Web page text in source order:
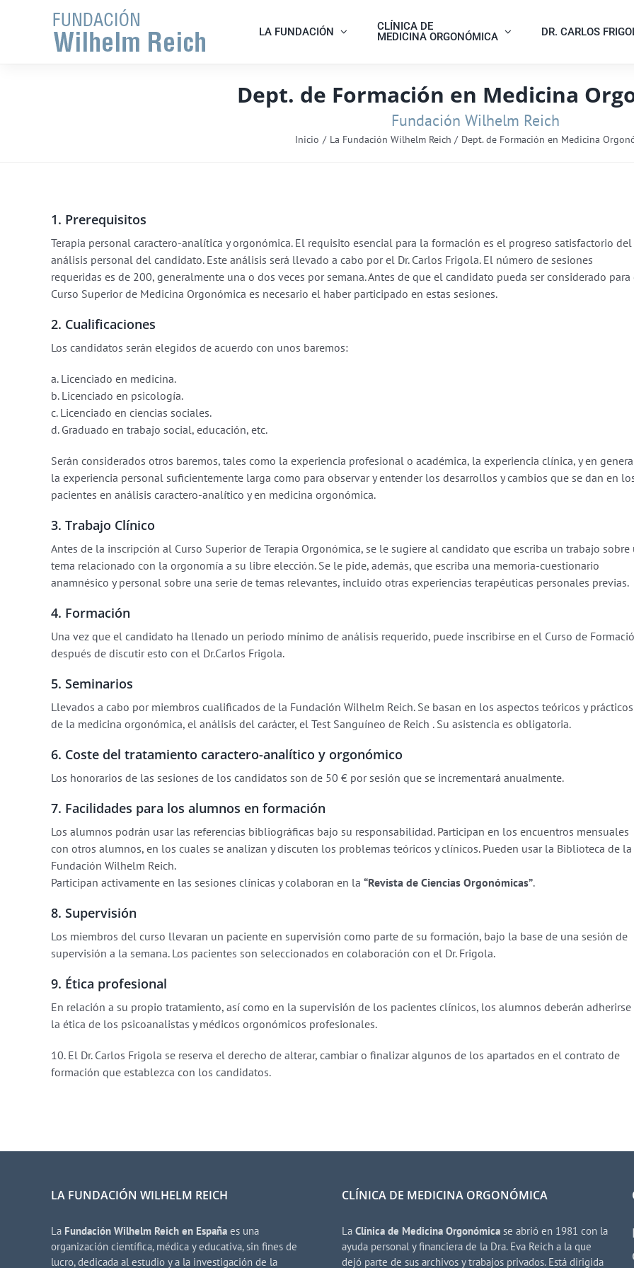
LA FUNDACIÓN
CLÍNICA DE
MEDICINA ORGONÓMICA
DR. CARLOS
Dept. de Formación en Medicina
Fundación Wilhelm Reich
Inicio La Fundación Wilhelm Reich Dept. de Formación en Medicina
1. Prerequisitos
Terapia personal caractero-analítica y orgonómica. El requisito esencial para la formación es el progreso satisfactorio del
análisis personal del candidato. Este análisis será llevado a cabo por el Dr. Carlos Frigola. El número de sesiones
requeridas es de 200, generalmente una o dos veces por semana. Antes de que el candidato pueda ser considerado para
Curso Superior de Medicina Orgonómica es necesario el haber participado en estas sesiones.
2. Cualificaciones
Los candidatos serán elegidos de acuerdo con unos baremos:
a. Licenciado en medicina.
b. Licenciado en psicología.
c. Licenciado en ciencias sociales.
d. Graduado en trabajo social, educación, etc.
Serán considerados otros baremos, tales como la experiencia profesional o académica, la experiencia clínica, y en
la experiencia personal suficientemente larga como para observar y entender los desarrollos y cambios que se dan en
pacientes en análisis caractero-analítico y en medicina orgonómica.
3. Trabajo Clínico
Antes de la inscripción al Curso Superior de Terapia Orgonómica, se le sugiere al candidato que escriba un trabajo sobre
tema relacionado con la orgonomía a su libre elección. Se le pide, además, que escriba una memoria-cuestionario
anamnésico y personal sobre una serie de temas relevantes, incluido otras experiencias terapéuticas personales previas.
4. Formación
Una vez que el candidato ha llenado un periodo mínimo de análisis requerido, puede inscribirse en el Curso de
después de discutir esto con el Dr.Carlos Frigola.
5. Seminarios
Llevados a cabo por miembros cualificados de la Fundación Wilhelm Reich. Se basan en los aspectos teóricos y prácticos
de la medicina orgonómica, el análisis del carácter, el Test Sanguíneo de Reich . Su asistencia es obligatoria.
6. Coste del tratamiento caractero-analítico y orgonómico
Los honorarios de las sesiones de los candidatos son de 50 € por sesión que se incrementará anualmente.
7. Facilidades para los alumnos en formación
Los alumnos podrán usar las referencias bibliográficas bajo su responsabilidad. Participan en los encuentros mensuales
con otros alumnos, en los cuales se analizan y discuten los problemas teóricos y clínicos. Pueden usar la Biblioteca de la
Fundación Wilhelm Reich.
Participan activamente en las sesiones clínicas y colaboran en la “Revista de Ciencias Orgonómicas”.
8. Supervisión
Los miembros del curso llevaran un paciente en supervisión como parte de su formación, bajo la base de una sesión de
supervisión a la semana. Los pacientes son seleccionados en colaboración con el Dr. Frigola.
9. Ética profesional
En relación a su propio tratamiento, así como en la supervisión de los pacientes clínicos, los alumnos deberán adherirse
la ética de los psicoanalistas y médicos orgonómicos profesionales.
10. El Dr. Carlos Frigola se reserva el derecho de alterar, cambiar o finalizar algunos de los apartados en el contrato de
formación que establezca con los candidatos.
LA FUNDACIÓN WILHELM REICH
La Fundación Wilhelm Reich en España es una
organización científica, médica y educativa, sin fines de
lucro, dedicada al estudio y a la investigación de la
CLÍNICA DE MEDICINA ORGONÓMICA
La Clínica de Medicina Orgonómicase abrió en 1981 con la
ayuda personal y financiera de la Dra. Eva Reich a la que
dejó parte de sus archivos y trabajos privados. Está dirigida